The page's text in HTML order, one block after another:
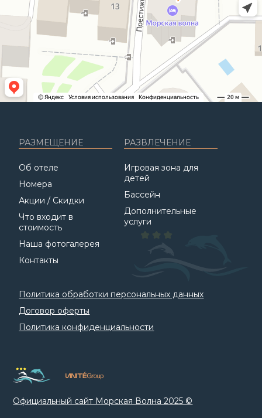
Официальный сайт Морская Волна 2025 ©
РАЗМЕЩЕНИЕ
Об отеле
Номера
Акции / Скидки
Что входит в
стоимость
Наша фотогалерея
Контакты
РАЗВЛЕЧЕНИЕ
Игровая зона для
детей
Бассейн
Дополнительные
услуги
Политика обработки персональных данных
Договор оферты
Политика конфиденциальности